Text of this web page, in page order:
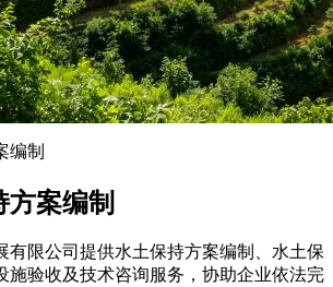
案编制
有限公司提供水土保持方案编制、水土保
施验收及技术咨询服务，协助企业依法完